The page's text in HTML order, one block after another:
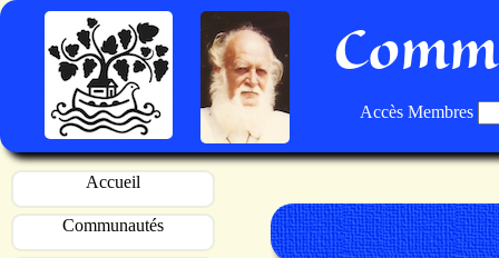
Accès Membres
Accueil
Communautés